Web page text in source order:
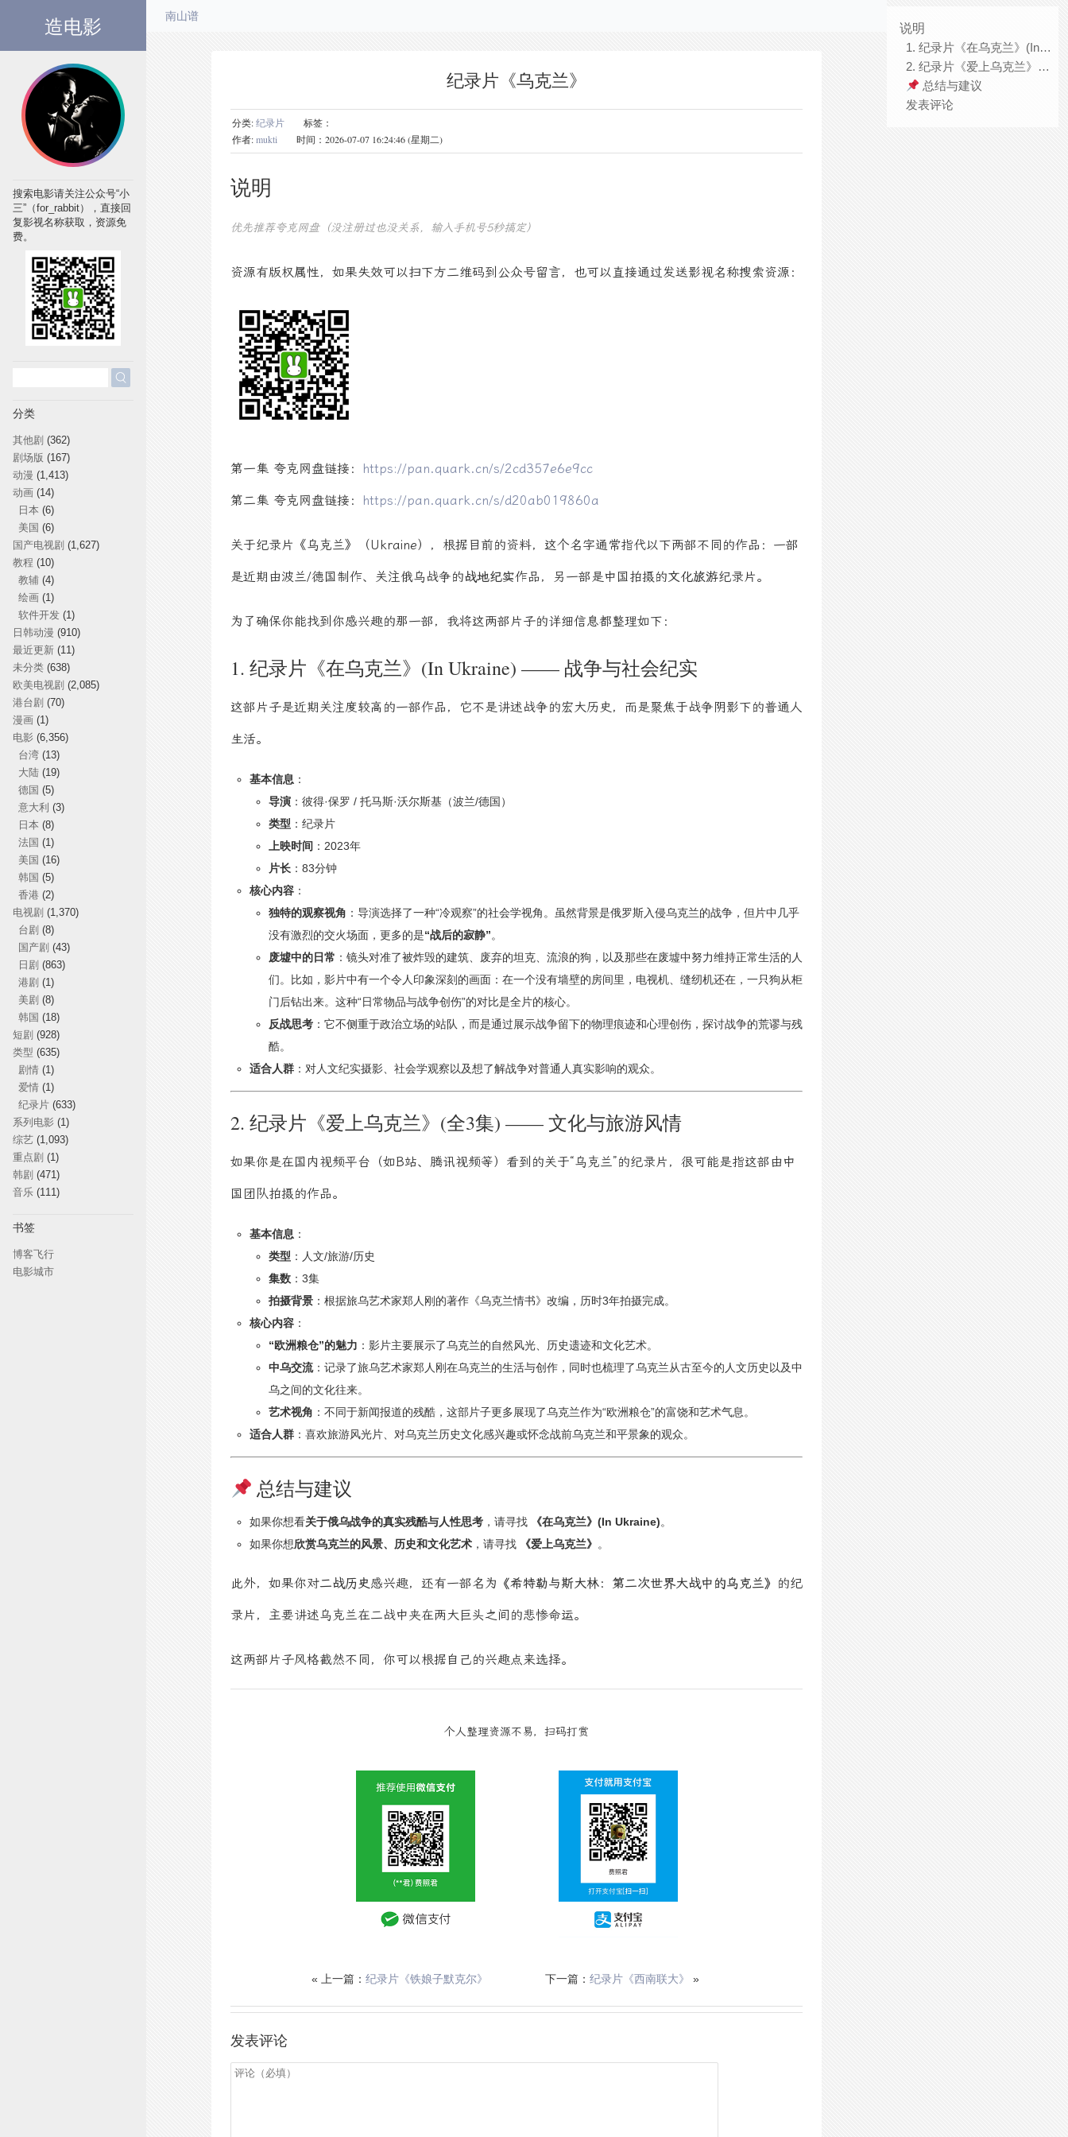
造电影 南山谱
纪录片《乌克兰》
分类:纪录片 标签：
作者:mukti 时间：2026-07-07 16:24:46 (星期二)
说明
优先推荐夸克网盘（没注册过也没关系，输入手机号5秒搞定）
资源有版权属性，如果失效可以扫下方二维码到公众号留言，也可以直接通过发送影视名称搜索资源：
第一集 夸克网盘链接： https://pan.quark.cn/s/2cd357e6e9cc
第二集 夸克网盘链接： https://pan.quark.cn/s/d20ab019860a
关于纪录片《乌克兰》（Ukraine），根据目前的资料，这个名字通常指代以下两部不同的作品：一部
是近期由波兰/德国制作、关注俄乌战争的战地纪实作品，另一部是中国拍摄的文化旅游纪录片。
为了确保你能找到你感兴趣的那一部，我将这两部片子的详细信息都整理如下：
1. 纪录片《在乌克兰》(In Ukraine) —— 战争与社会纪实
这部片子是近期关注度较高的一部作品，它不是讲述战争的宏大历史，而是聚焦于战争阴影下的普通人
生活。
基本信息 ：
导演 ：彼得·保罗 / 托马斯·沃尔斯基（波兰/德国）
类型 ：纪录片
上映时间 ：2023年
片长 ：83分钟
核心内容 ：
独特的观察视角 ：导演选择了一种“冷观察”的社会学视角。虽然背景是俄罗斯入侵乌克兰的战争，但片中几乎
没有激烈的交火场面，更多的是“战后的寂静”。
废墟中的日常 ：镜头对准了被炸毁的建筑、废弃的坦克、流浪的狗，以及那些在废墟中努力维持正常生活的人
们。比如，影片中有一个令人印象深刻的画面：在一个没有墙壁的房间里，电视机、缝纫机还在，一只狗从柜
门后钻出来。这种“日常物品与战争创伤”的对比是全片的核心。
反战思考 ：它不侧重于政治立场的站队，而是通过展示战争留下的物理痕迹和心理创伤，探讨战争的荒谬与残
酷。
适合人群 ：对人文纪实摄影、社会学观察以及想了解战争对普通人真实影响的观众。
2. 纪录片《爱上乌克兰》(全3集) —— 文化与旅游风情
如果你是在国内视频平台（如B站、腾讯视频等）看到的关于“乌克兰”的纪录片，很可能是指这部由中
国团队拍摄的作品。
基本信息 ：
类型 ：人文/旅游/历史
集数 ：3集
拍摄背景 ：根据旅乌艺术家郑人刚的著作《乌克兰情书》改编，历时3年拍摄完成。
核心内容 ：
“欧洲粮仓”的魅力 ：影片主要展示了乌克兰的自然风光、历史遗迹和文化艺术。
中乌交流：记录了旅乌艺术家郑人刚在乌克兰的生活与创作，同时也梳理了乌克兰从古至今的人文历史以及中
乌之间的文化往来。
艺术视角 ：不同于新闻报道的残酷，这部片子更多展现了乌克兰作为“欧洲粮仓”的富饶和艺术气息。
适合人群 ：喜欢旅游风光片、对乌克兰历史文化感兴趣或怀念战前乌克兰和平景象的观众。
总结与建议
如果你想看关于俄乌战争的真实残酷与人性思考 ，请寻找 《在乌克兰》(In Ukraine)。
如果你想欣赏乌克兰的风景、历史和文化艺术 ，请寻找 《爱上乌克兰》 。
此外，如果你对二战历史感兴趣，还有一部名为 《希特勒与斯大林：第二次世界大战中的乌克兰》 的纪
录片，主要讲述乌克兰在二战中夹在两大巨头之间的悲惨命运。
这两部片子风格截然不同，你可以根据自己的兴趣点来选择。
个人整理资源不易，扫码打赏
« 上一篇： 纪录片《铁娘子默克尔》 下一篇： 纪录片《西南联大》 »
发表评论
搜索电影请关注公众号“小
三”（for_rabbit），直接回
复影视名称获取，资源免
费。
分类
其他剧 (362)
剧场版 (167)
动漫 (1,413)
动画 (14)
日本 (6)
美国 (6)
国产电视剧 (1,627)
教程 (10)
教辅(4)
绘画(1)
软件开发(1)
日韩动漫 (910)
最近更新 (11)
未分类 (638)
欧美电视剧 (2,085)
港台剧 (70)
漫画 (1)
电影 (6,356)
台湾(13)
大陆(19)
德国 (5)
意大利 (3)
日本 (8)
法国 (1)
美国 (16)
韩国 (5)
香港 (2)
电视剧 (1,370)
台剧 (8)
国产剧 (43)
日剧 (863)
港剧 (1)
美剧 (8)
韩国 (18)
短剧 (928)
类型 (635)
剧情(1)
爱情(1)
纪录片(633)
系列电影 (1)
综艺 (1,093)
重点剧 (1)
韩剧 (471)
音乐 (111)
书签
博客飞行
电影城市
说明
1. 纪录片《在乌克兰》(In Ukraine) —— 战争与社会纪实
2. 纪录片《爱上乌克兰》(全3集) —— 文化与旅游风情
总结与建议
发表评论